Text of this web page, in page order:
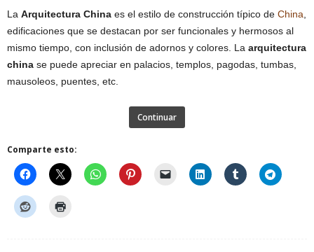
La Arquitectura China es el estilo de construcción típico de China
edificaciones que se destacan por ser funcionales y hermosos al
mismo tiempo, con inclusión de adornos y colores. La arquitectura
china se puede apreciar en palacios, templos, pagodas, tumbas,
mausoleos, puentes, etc.
Continuar
Comparte esto: